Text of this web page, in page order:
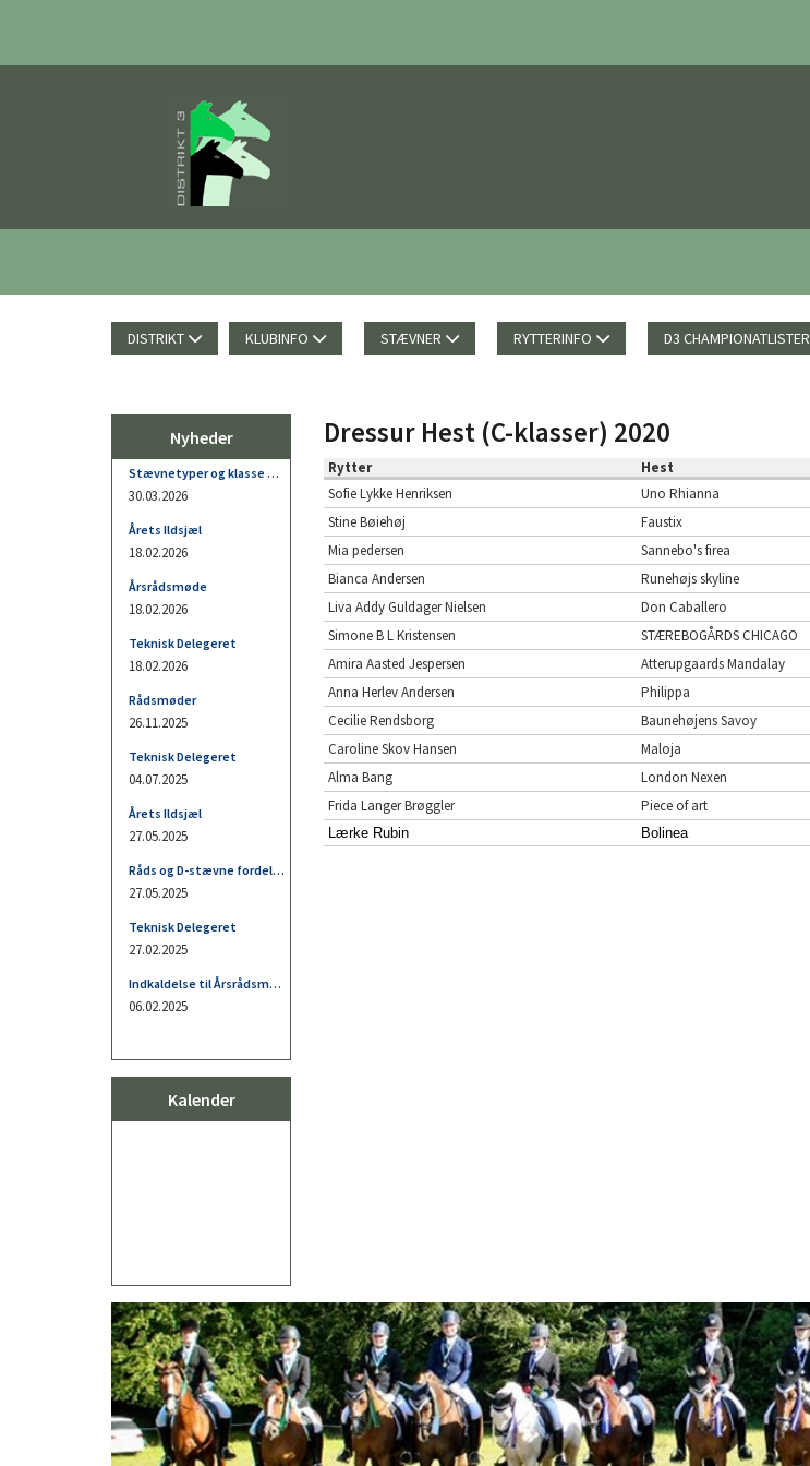
DISTRIKT KLUBINFO STÆVNER RYTTERINFO D3 CHAMPIONATLISTER
Nyheder
Kalender
Dressur Hest (C-klasser) 2020
Rytter Hest
Sofie Lykke Henriksen
Uno Rhianna
Stine Bøiehøj
Faustix
Mia pedersen
Sannebo's firea
Bianca Andersen
Runehøjs skyline
Liva Addy Guldager Nielsen
Don Caballero
Simone B L Kristensen
STÆREBOGÅRDS CHICAGO
Amira Aasted Jespersen
Atterupgaards Mandalay
Anna Herlev Andersen
Philippa
Cecilie Rendsborg
Baunehøjens Savoy
Caroline Skov Hansen
Maloja
Alma Bang
London Nexen
Frida Langer Brøggler
Piece of art
Lærke Rubin Bolinea